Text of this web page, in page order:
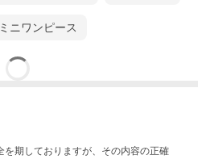
ニワンピース
を期しておりますが、その内容の正確